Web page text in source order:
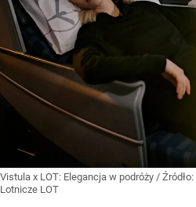
Vistula x LOT: Elegancja w podróży / Źródło:
Lotnicze LOT